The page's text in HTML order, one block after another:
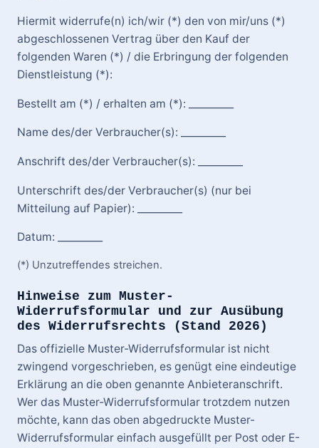
Hiermit widerrufe(n) ich/wir (*) den von mir/uns (*)
abgeschlossenen Vertrag über den Kauf der
folgenden Waren (*) / die Erbringung der folgenden
Dienstleistung (*):
Bestellt am (*) / erhalten am (*): _________
Name des/der Verbraucher(s): _________
Anschrift des/der Verbraucher(s): _________
Unterschrift des/der Verbraucher(s) (nur bei
Mitteilung auf Papier): _________
Datum: _________
(*) Unzutreffendes streichen.
Hinweise zum Muster-
Widerrufsformular und zur Ausübung
des Widerrufsrechts (Stand 2026)
Das offizielle Muster-Widerrufsformular ist nicht
zwingend vorgeschrieben, es genügt eine eindeutige
Erklärung an die oben genannte Anbieteranschrift.
Wer das Muster-Widerrufsformular trotzdem nutzen
möchte, kann das oben abgedruckte Muster-
Widerrufsformular einfach ausgefüllt per Post oder E-